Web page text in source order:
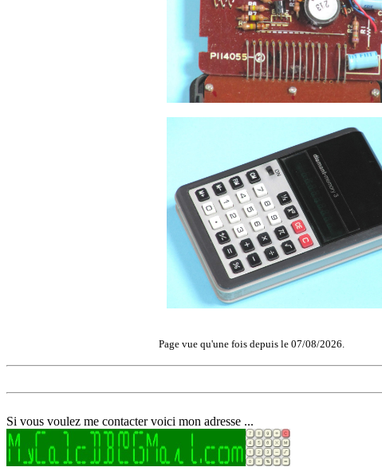
Page vue qu'une fois depuis le 07/08/2026.
Si vous voulez me contacter voici mon adresse ...